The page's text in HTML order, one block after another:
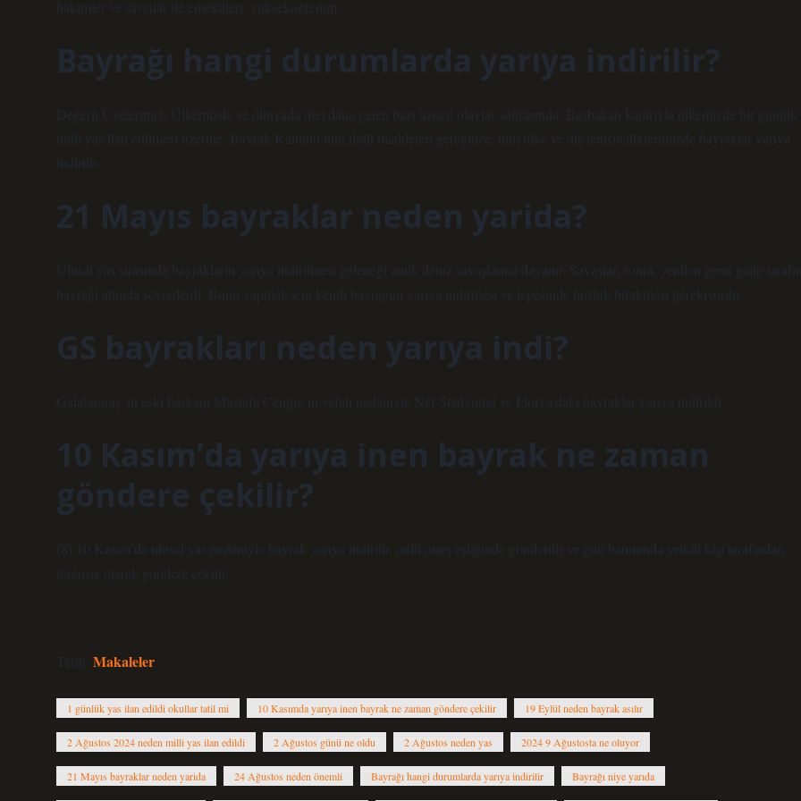
hakimler ve savcılar ile emeklileri, yükseköğrenim…
Bayrağı hangi durumlarda yarıya indirilir?
Değerli Üyelerimiz, Ülkemizde ve dünyada meydana gelen bazı üzücü olaylar sonrasında, Başbakan kararıyla ülkemizde bir günlük
milli yas ilan edilmesi üzerine, Bayrak Kanunu’nun ilgili maddeleri gereğince, tüm ülke ve dış temsilciliklerimizde bayraklar yarıya
indirilir.
21 Mayıs bayraklar neden yarida?
Ulusal yas sırasında bayrakların yarıya indirilmesi geleneği antik deniz savaşlarına dayanır. Savaştan sonra, yenilen gemi galip
bayrağı altında seyrederdi. Bunu yapmak için kendi bayrağını yarıya indirmesi ve tepesinde boşluk bırakması gerekiyordu.
GS bayrakları neden yarıya indi?
Galatasaray’ın eski başkanı Mustafa Cengiz’in vefatı nedeniyle Nef Stadyumu ve Florya’daki bayraklar yarıya indirildi.
10 Kasım’da yarıya inen bayrak ne zaman
göndere çekilir?
(8) 10 Kasım’da ulusal yas nedeniyle bayrak yarıya indirilir, milli marş eşliğinde gönderilir ve gün batımında yetkili kişi tarafından
törensiz olarak göndere çekilir.
Tarih: Makaleler
1 günlük yas ilan edildi okullar tatil mi 10 Kasımda yarıya inen bayrak ne zaman göndere çekilir 19 Eylül neden bayrak asılır
2 Ağustos 2024 neden milli yas ilan edildi 2 Ağustos günü ne oldu 2 Ağustos neden yas 2024 9 Ağustosta ne oluyor
21 Mayıs bayraklar neden yarida 24 Ağustos neden önemli Bayrağı hangi durumlarda yarıya indirilir Bayrağı niye yarıda